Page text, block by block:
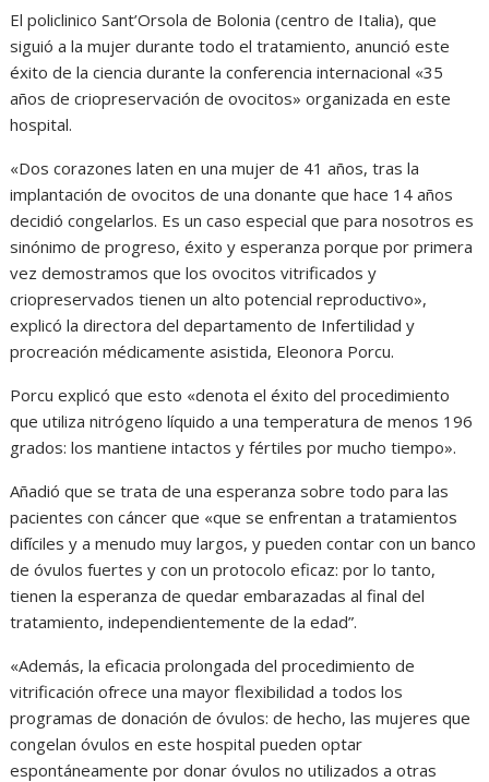
El policlinico Sant’Orsola de Bolonia (centro de Italia), que
siguió a la mujer durante todo el tratamiento, anunció este
éxito de la ciencia durante la conferencia internacional «35
años de criopreservación de ovocitos» organizada en este
hospital.
«Dos corazones laten en una mujer de 41 años, tras la
implantación de ovocitos de una donante que hace 14 años
decidió congelarlos. Es un caso especial que para nosotros es
sinónimo de progreso, éxito y esperanza porque por primera
vez demostramos que los ovocitos vitrificados y
criopreservados tienen un alto potencial reproductivo»,
explicó la directora del departamento de Infertilidad y
procreación médicamente asistida, Eleonora Porcu.
Porcu explicó que esto «denota el éxito del procedimiento
que utiliza nitrógeno líquido a una temperatura de menos 196
grados: los mantiene intactos y fértiles por mucho tiempo».
Añadió que se trata de una esperanza sobre todo para las
pacientes con cáncer que «que se enfrentan a tratamientos
difíciles y a menudo muy largos, y pueden contar con un banco
de óvulos fuertes y con un protocolo eficaz: por lo tanto,
tienen la esperanza de quedar embarazadas al final del
tratamiento, independientemente de la edad”.
«Además, la eficacia prolongada del procedimiento de
vitrificación ofrece una mayor flexibilidad a todos los
programas de donación de óvulos: de hecho, las mujeres que
congelan óvulos en este hospital pueden optar
espontáneamente por donar óvulos no utilizados a otras